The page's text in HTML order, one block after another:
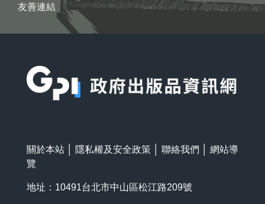
友善連結
關於本站 隱私權及安全政策 聯絡我們
網站導
覽
地址：10491台北市中山區松江路209號